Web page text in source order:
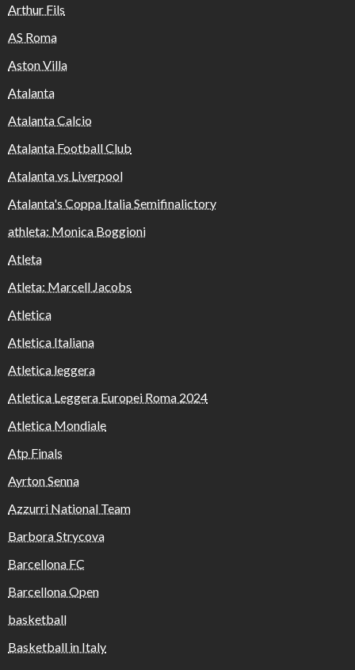
Arthur Fils
AS Roma
Aston Villa
Atalanta
Atalanta Calcio
Atalanta Football Club
Atalanta vs Liverpool
Atalanta's Coppa Italia Semifinalictory
athleta: Monica Boggioni
Atleta
Atleta: Marcell Jacobs
Atletica
Atletica Italiana
Atletica leggera
Atletica Leggera Europei Roma 2024
Atletica Mondiale
Atp Finals
Ayrton Senna
Azzurri National Team
Barbora Strycova
Barcellona FC
Barcellona Open
basketball
Basketball in Italy